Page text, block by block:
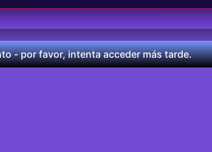
- por favor, intenta acceder más tarde.